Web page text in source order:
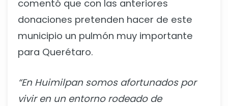
comentó que con las anteriores
donaciones pretenden hacer de este
municipio un pulmón muy importante
para Querétaro.
“En Huimilpan somos afortunados por
vivir en un entorno rodeado de